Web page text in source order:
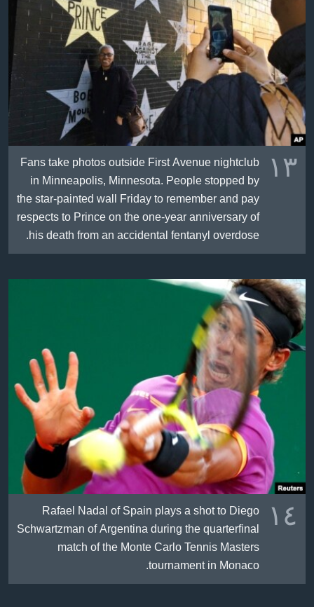
ژیان لە فەرهەنگدا
Learning English
FOLLOW US
زمانه‌کان
١٣ Fans take photos outside First Avenue nightclub
in Minneapolis, Minnesota. People stopped by
the star-painted wall Friday to remember and pay
respects to Prince on the one-year anniversary of
his death from an accidental fentanyl overdose.
١٤ Rafael Nadal of Spain plays a shot to Diego
Schwartzman of Argentina during the quarterfinal
match of the Monte Carlo Tennis Masters
tournament in Monaco.